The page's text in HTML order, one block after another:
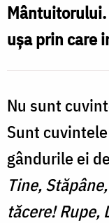
ușa prin care
Nu sunt
Sunt
gândurile ei
Tine,
tăcere! Rupe,